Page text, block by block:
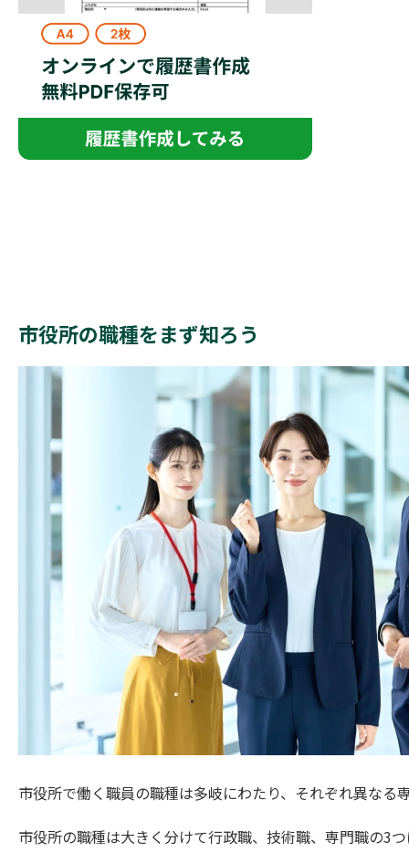
市役所の職種をまず知ろう
市役所で働く職員の職種は多岐にわたり、それぞれ異な
市役所の職種は大きく分けて行政職、技術職、専門職の3